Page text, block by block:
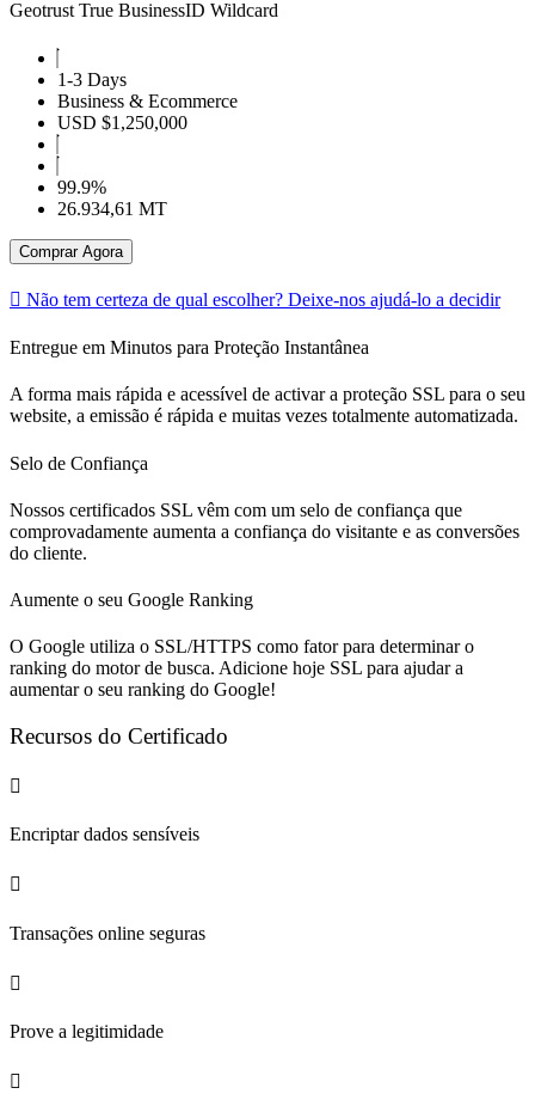
Geotrust True BusinessID Wildcard
1-3 Days
Business & Ecommerce
USD $1,250,000
99.9%
26.934,61 MT
Comprar Agora
Não tem certeza de qual escolher? Deixe-nos ajudá-lo a decidir
Entregue em Minutos para Proteção Instantânea
A forma mais rápida e acessível de activar a proteção SSL para o seu
website, a emissão é rápida e muitas vezes totalmente automatizada.
Selo de Confiança
Nossos certificados SSL vêm com um selo de confiança que
comprovadamente aumenta a confiança do visitante e as conversões
do cliente.
Aumente o seu Google Ranking
O Google utiliza o SSL/HTTPS como fator para determinar o
ranking do motor de busca. Adicione hoje SSL para ajudar a
aumentar o seu ranking do Google!
Recursos do Certificado
Encriptar dados sensíveis
Transações online seguras
Prove a legitimidade